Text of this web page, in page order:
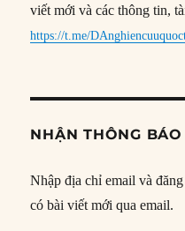
viết mới và các thông tin,
https://t.me/
NHẬN THÔNG
Nhập địa chỉ email và
có bài viết mới qua email.